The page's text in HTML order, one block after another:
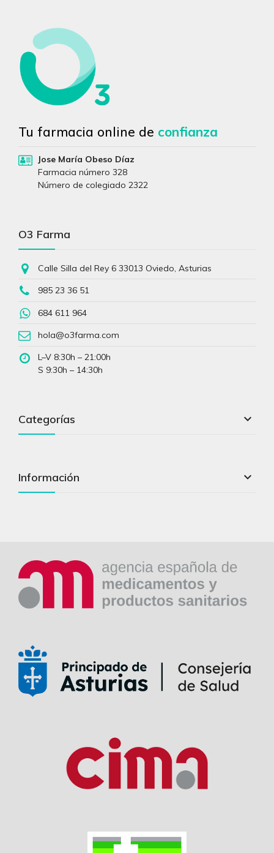
Tu farmacia online de confianza
Jose María Obeso Díaz
Farmacia número 328
Número de colegiado 2322
O3 Farma
Calle Silla del Rey 6 33013 Oviedo, Asturias
985 23 36 51
684 611 964
hola@o3farma.com
L–V 8:30h – 21:00h
S 9:30h – 14:30h
Categorías 
Información 